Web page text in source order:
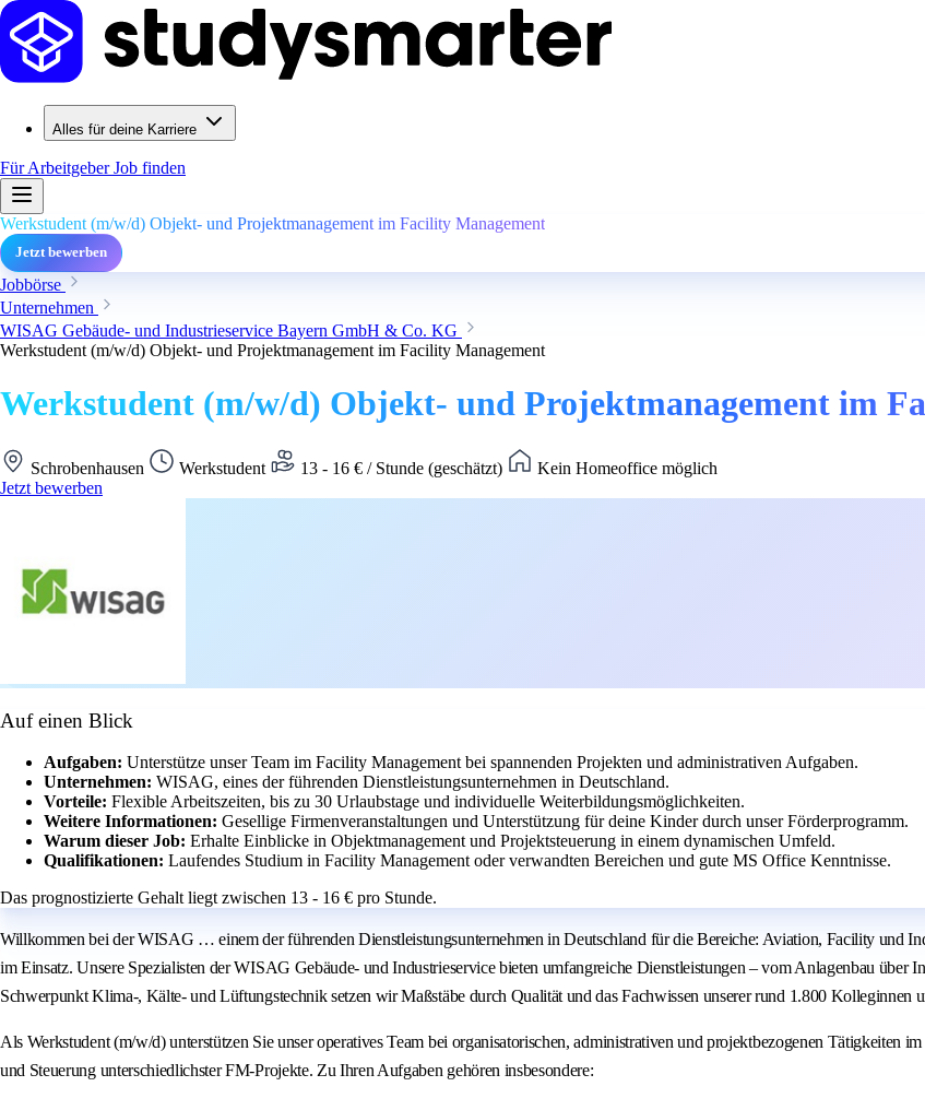
Alles für deine Karriere
Für ArbeitgeberJob finden
Werkstudent (m/w/d) Objekt- und Projektmanagement im Facility Management
Jetzt bewerben
Jobbörse
Unternehmen
WISAG Gebäude- und Industrieservice Bayern GmbH & Co. KG
Werkstudent (m/w/d) Objekt- und Projektmanagement im Facility Management
Werkstudent (m/w/d) Objekt- und Projektmanagement im
Schrobenhausen Werkstudent 13 - 16 € / Stunde (geschätzt)
Kein Homeoffice möglich
Jetzt bewerben
Auf einen Blick
Aufgaben: Unterstütze unser Team im Facility Management bei spannenden Projekten und administrativen Aufgaben.
Unternehmen: WISAG, eines der führenden Dienstleistungsunternehmen in Deutschland.
Vorteile: Flexible Arbeitszeiten, bis zu 30 Urlaubstage und individuelle Weiterbildungsmöglichkeiten.
Weitere Informationen: Gesellige Firmenveranstaltungen und Unterstützung für deine Kinder durch unser Förderprogramm.
Warum dieser Job: Erhalte Einblicke in Objektmanagement und Projektsteuerung in einem dynamischen Umfeld.
Qualifikationen: Laufendes Studium in Facility Management oder verwandten Bereichen und gute MS Office Kenntnisse.
Das prognostizierte Gehalt liegt zwischen 13 - 16 € pro Stunde.
Willkommen bei der WISAG … einem der führenden Dienstleistungsunternehmen in Deutschland für die Bereiche: Aviation, Facility und
im Einsatz. Unsere Spezialisten der WISAG Gebäude- und Industrieservice bieten umfangreiche Dienstleistungen – vom Anlagenbau
Schwerpunkt Klima-, Kälte- und Lüftungstechnik setzen wir Maßstäbe durch Qualität und das Fachwissen unserer rund 1.800 Kolleginnen
Als Werkstudent (m/w/d) unterstützen Sie unser operatives Team bei organisatorischen, administrativen und projektbezogenen Tätigkeiten
und Steuerung unterschiedlichster FM-Projekte. Zu Ihren Aufgaben gehören insbesondere: